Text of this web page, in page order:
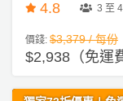
B
場
4.8 3 至
價錢: $3,379 / 每份
$2,938（免運